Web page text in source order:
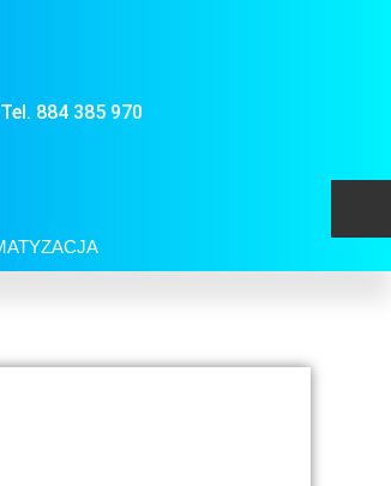
Tel. 884 385 970